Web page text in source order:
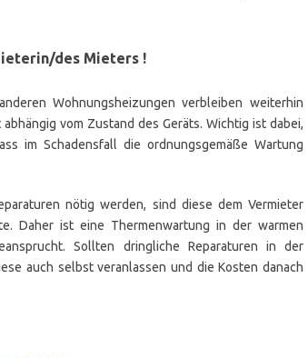
des Mieters !
Wohnungsheizungen verbleiben weiterhin
vom Zustand des Geräts. Wichtig ist dabei,
im Schadensfall die ordnungsgemäße Wartung
nötig werden, sind diese dem Vermieter
Daher ist eine Thermenwartung in der warmen
Sollten dringliche Reparaturen in der
auch selbst veranlassen und die Kosten danach